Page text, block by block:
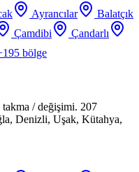
Ayrancılar
Balatçık
Çamdibi
Çandarlı
195 bölge
takma / değişimi. 207
Denizli, Uşak, Kütahya,